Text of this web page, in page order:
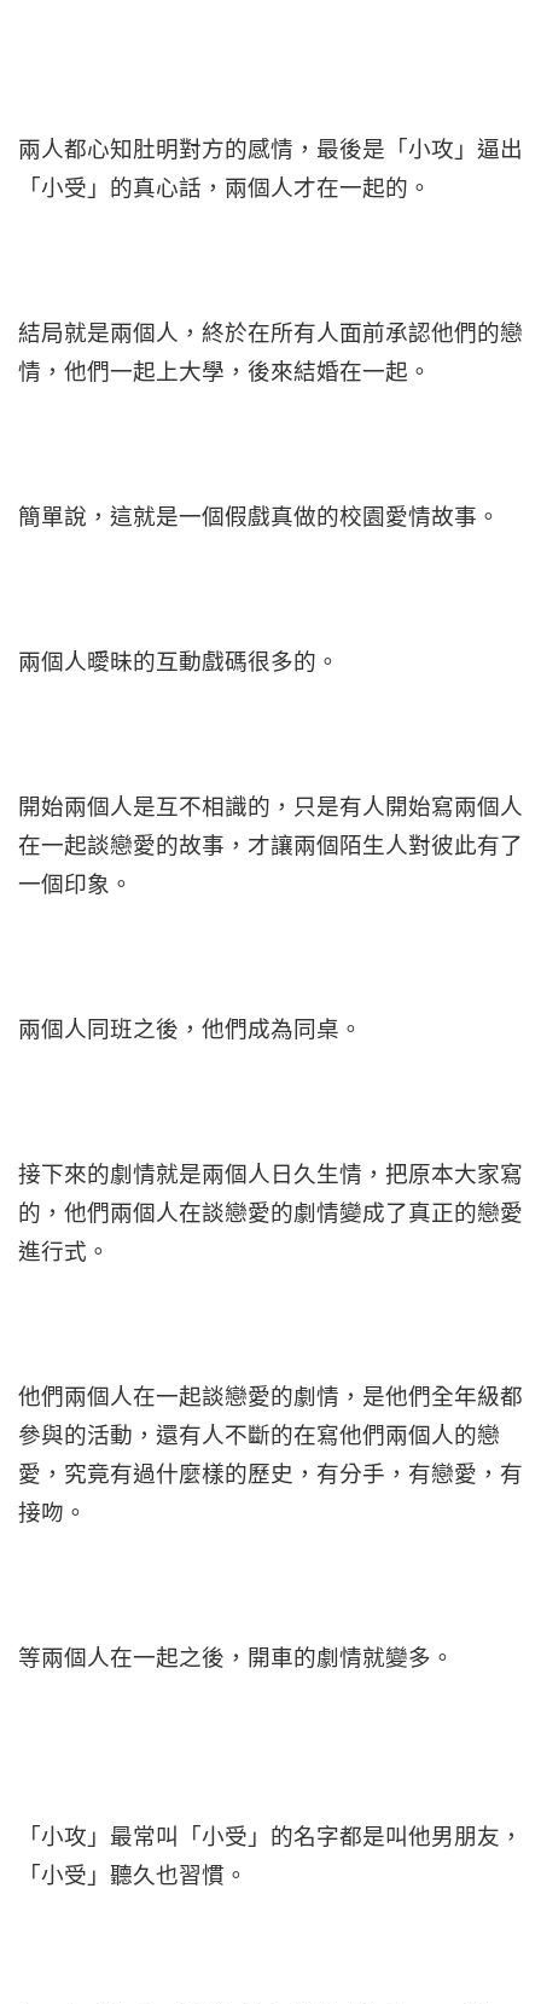
兩人都心知肚明對方的感情，最後是「小攻」逼出
「小受」的真心話，兩個人才在一起的。
結局就是兩個人，終於在所有人面前承認他們的戀
情，他們一起上大學，後來結婚在一起。
簡單說，這就是一個假戲真做的校園愛情故事。
兩個人曖昧的互動戲碼很多的。
開始兩個人是互不相識的，只是有人開始寫兩個人
在一起談戀愛的故事，才讓兩個陌生人對彼此有了
一個印象。
兩個人同班之後，他們成為同桌。
接下來的劇情就是兩個人日久生情，把原本大家寫
的，他們兩個人在談戀愛的劇情變成了真正的戀愛
進行式。
他們兩個人在一起談戀愛的劇情，是他們全年級都
參與的活動，還有人不斷的在寫他們兩個人的戀
愛，究竟有過什麼樣的歷史，有分手，有戀愛，有
接吻。
等兩個人在一起之後，開車的劇情就變多。
「小攻」最常叫「小受」的名字都是叫他男朋友，
「小受」聽久也習慣。